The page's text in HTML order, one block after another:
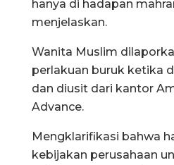
hanya di hadapan
menjelaskan.
Wanita Muslim
perlakuan buruk ketika
dan diusit dari kantor
Advance.
Mengklarifikasi bahwa
kebijakan perusahaan